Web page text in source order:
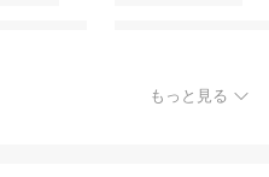
もっと見る